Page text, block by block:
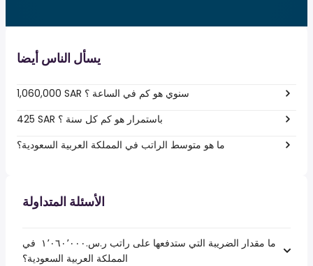
يسأل الناس أيضا
1,060,000 SAR سنوي هو كم في الساعة ؟
425 SAR باستمرار هو كم كل سنة ؟
ما هو متوسط الراتب في المملكة العربية السعودية؟
الأسئلة المتداولة
ما مقدار الضريبة التي ستدفعها على راتب ر.س.‏١٬٠٦٠٬٠٠٠ ‏ في
المملكة العربية السعودية؟